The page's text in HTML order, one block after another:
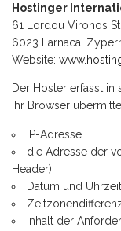
Hostinger
61 Lordou Vironos
6023 Larnaca,
Website:
Der Hoster erfasst
Ihr Browser
IP-Adresse
die Adresse der
Header)
Datum und
Inhalt der